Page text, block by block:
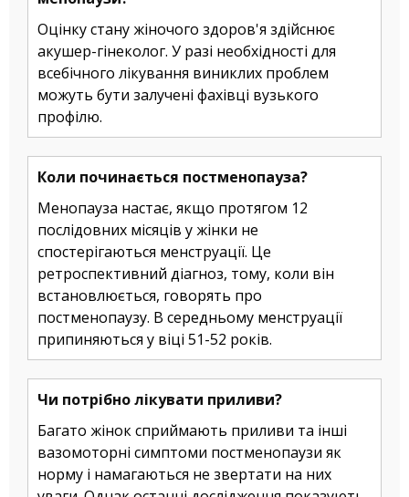
Оцінку стану жіночого здоров'я здійснює
акушер-гінеколог. У разі необхідності для
всебічного лікування виниклих проблем
можуть бути залучені фахівці вузького
профілю.
Коли починається постменопауза?
Менопауза настає, якщо протягом 12
послідовних місяців у жінки не
спостерігаються менструації. Це
ретроспективний діагноз, тому, коли він
встановлюється, говорять про
постменопаузу. В середньому менструації
припиняються у віці 51-52 років.
Чи потрібно лікувати приливи?
Багато жінок сприймають приливи та інші
вазомоторні симптоми постменопаузи як
норму і намагаються не звертати на них